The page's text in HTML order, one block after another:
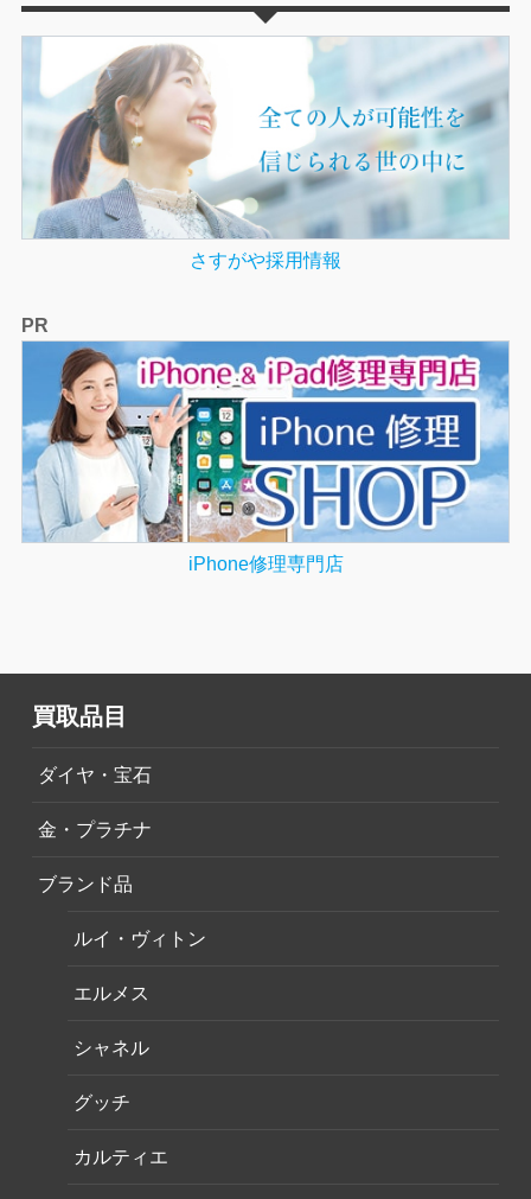
さすがや採用情報
PR
iPhone修理専門店
買取品目
ダイヤ・宝石
金・プラチナ
ブランド品
ルイ・ヴィトン
エルメス
シャネル
グッチ
カルティエ